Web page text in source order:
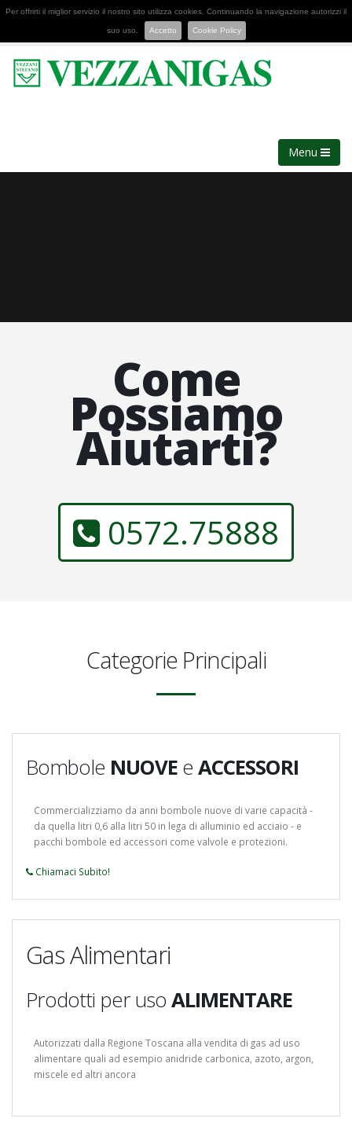
Per offrirti il miglior servizio il nostro sito utilizza cookies. Continuando la navigazione autorizzi il
suo uso. Accetto Cookie Policy
Menu
Come
Possiamo
Aiutarti?
0572.75888
Categorie Principali
Bombole NUOVEeACCESSORI
Commercializziamo da anni bombole nuove di varie capacità -
da quella litri 0,6 alla litri 50 in lega di alluminio ed acciaio - e
pacchi bombole ed accessori come valvole e protezioni.
Chiamaci Subito!
Gas Alimentari
Prodotti per usoALIMENTARE
Autorizzati dalla Regione Toscana alla vendita di gas ad uso
alimentare quali ad esempio anidride carbonica, azoto, argon,
miscele ed altri ancora